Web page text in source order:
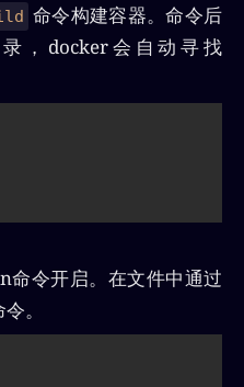
命令构建容器。命令后
，docker会自动寻找
令开启。在文件中通过
。